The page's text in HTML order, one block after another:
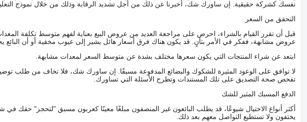
نفسك كشركة حقيقية. إن ساورك شك، أخبرنا عن ذلك من أجل تشديد الرقابة وذلك من خلال نموذج
التحقق من السعر
قبل أن تقرر القيام بالشراء، احرص على مراجعة العديد من عروض البيع بعناية لفهم متوسط تكلفة
عروض مشابهة، ففكر في الأمر بتأنٍ. قد يكون هناك فرق أسعار هائل يشير إلى عيوب مخفية أو أن البائع
ابتعد عن شراء المنتجات التي يكون سعرها مختلف بشدة عن متوسط السعر لمعدات مشابهة.
لا توافق على الوعود المثيرة للشكوك والبضائع المدفوعة مسبقًا. إن ساورك شك، فلا تخاف من طلب
تفحص صحة التصديق على تلك المستندات وتطرح الأسئلة التي تساورك.
الدفع المسبك المثير للشك
أكثر أنواع الاحتيال شيوعًا، قد يطلب البائعون غير المنصفون مبلغًا معينًا كعربون مسبق "لتحجز" حقك في
يختفون ولا تستطيع التواصل معهم بعد ذلك.